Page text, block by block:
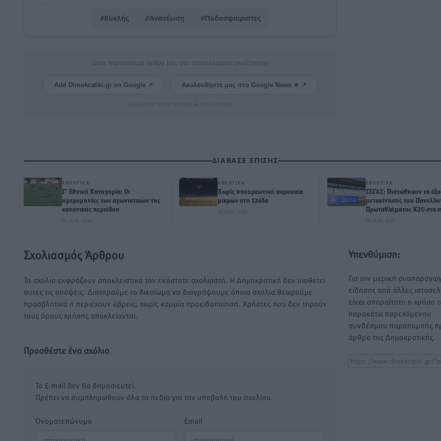
#Ευκλής #Ανανέωση #Ποδοσφαιριστές
Δείτε περισσότερα άρθρα μας στα αποτελέσματα αναζήτησης
Add Dimokratiki.gr on Google ↗ Ακολουθήστε μας στο Google News ★ ↗
ΔΙΑΒΑΣΕ ΕΠΙΣΗΣ
ΑΘΛΗΤΙΚΆ
Γ’ Εθνική Κατηγορία: Οι
ημερομηνίες των αγωνιστικών της
κανονικής περιόδου
08.08.26 · 12:40
ΑΘΛΗΤΙΚΆ
Χωρίς υποχρεωτική παρουσία
μικρών στη 12άδα
08.08.26 · 12:00
ΑΘΛΗΤΙΚΆ
ΣΕΓΑΣ: Πιστώθηκαν τα
μετακίνησης του
Πρωταθλήματος Κ20 στα
08.08.26 · 10:51
Σχολιασμός Άρθρου
Τα σχόλια εκφράζουν αποκλειστικά τον εκάστοτε σχολιαστή. Η Δημοκρατική δεν υιοθετεί
αυτές τις απόψεις. Διατηρούμε το δικαίωμα να διαγράψουμε όποια σχόλια θεωρούμε
προσβλητικά ή περιέχουν ύβρεις, χωρίς καμμία προειδοποίηση. Χρήστες που δεν τηρούν
τους όρους χρήσης αποκλείονται.
Προσθέστε ένα σχόλιο
Το E-mail δεν θα δημοσιευτεί.
Πρέπει να συμπληρωθούν όλα τα πεδία για την υποβολή του σχολίου.
Όνοματεπώνυμο Email
Υπενθύμιση:
Για την μερική
είδησης από άλλες
είναι απαραίτητη η χρήση
παρακάτω παρεχόμενου
συνδέσμου παραπομπής
άρθρο της Δημοκρατικής.